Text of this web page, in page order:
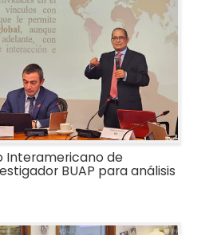
Interamericano de
BUAP para análisis